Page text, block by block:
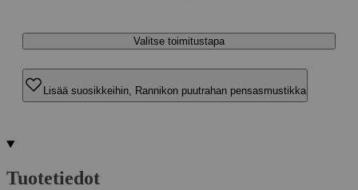
Valitse toimitustapa
Lisää suosikkeihin, Rannikon puutrahan pensasmustikka
Tuotetiedot